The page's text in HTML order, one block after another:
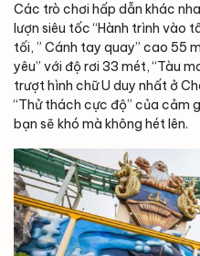
Các trò chơi hấp dẫn khác
lượn siêu tốc “Hành trình vào
tối, ” Cánh tay quay” cao 55
yêu” với độ rơi 33 mét, “Tàu
trượt hình chữ U duy nhất ở
“Thử thách cực độ” của cảm
bạn sẽ khó mà không hét lên.